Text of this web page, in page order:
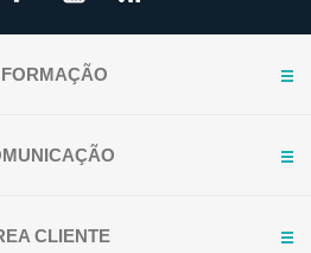
CLIENTE